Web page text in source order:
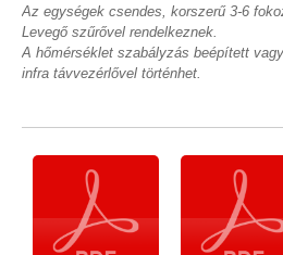
Az egységek csendes, korszerű 3-6
Levegő szűrővel rendelkeznek.
A hőmérséklet szabályzás beépített
infra távvezérlővel történhet.